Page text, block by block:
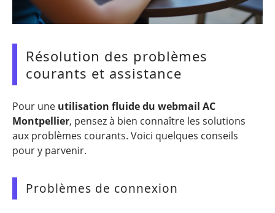
Résolution des problèmes
courants et assistance
Pour une utilisation fluide du webmail AC
Montpellier, pensez à bien connaître les solutions
aux problèmes courants. Voici quelques conseils
pour y parvenir.
Problèmes de connexion